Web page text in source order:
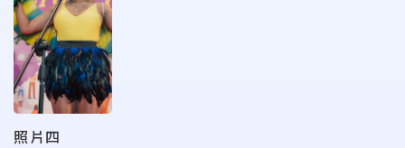
照片四